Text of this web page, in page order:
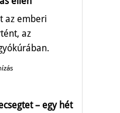
az emberi
az
– egy hét